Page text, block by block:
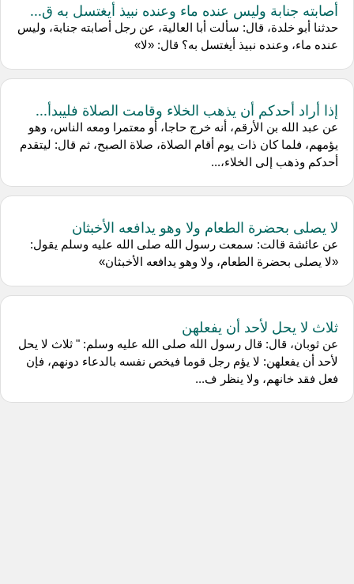
أصابته جنابة وليس عنده ماء وعنده نبيذ أيغتسل به ق...
حدثنا أبو خلدة، قال: سألت أبا العالية، عن رجل أصابته جنابة، وليس
عنده ماء، وعنده نبيذ أيغتسل به؟ قال: «لا»
إذا أراد أحدكم أن يذهب الخلاء وقامت الصلاة فليبدأ...
عن عبد الله بن الأرقم، أنه خرج حاجا، أو معتمرا ومعه الناس، وهو
يؤمهم، فلما كان ذات يوم أقام الصلاة، صلاة الصبح، ثم قال: ليتقدم
أحدكم وذهب إلى الخلاء،...
لا يصلى بحضرة الطعام ولا وهو يدافعه الأخبثان
عن عائشة قالت: سمعت رسول الله صلى الله عليه وسلم يقول:
«لا يصلى بحضرة الطعام، ولا وهو يدافعه الأخبثان»
ثلاث لا يحل لأحد أن يفعلهن
عن ثوبان، قال: قال رسول الله صلى الله عليه وسلم: " ثلاث لا يحل
لأحد أن يفعلهن: لا يؤم رجل قوما فيخص نفسه بالدعاء دونهم، فإن
فعل فقد خانهم، ولا ينظر ف...